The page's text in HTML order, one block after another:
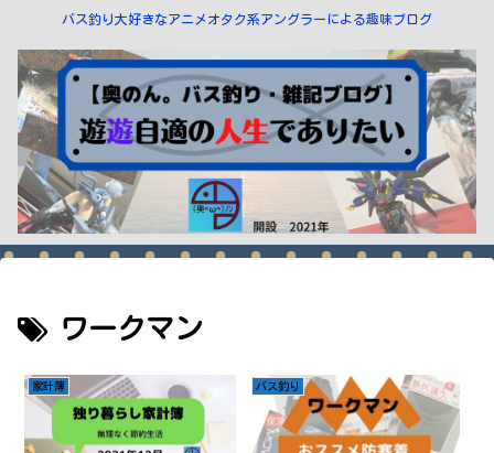
バス釣り大好きなアニメオタク系アングラーによる趣味ブログ
ワークマン
家計簿 バス釣り